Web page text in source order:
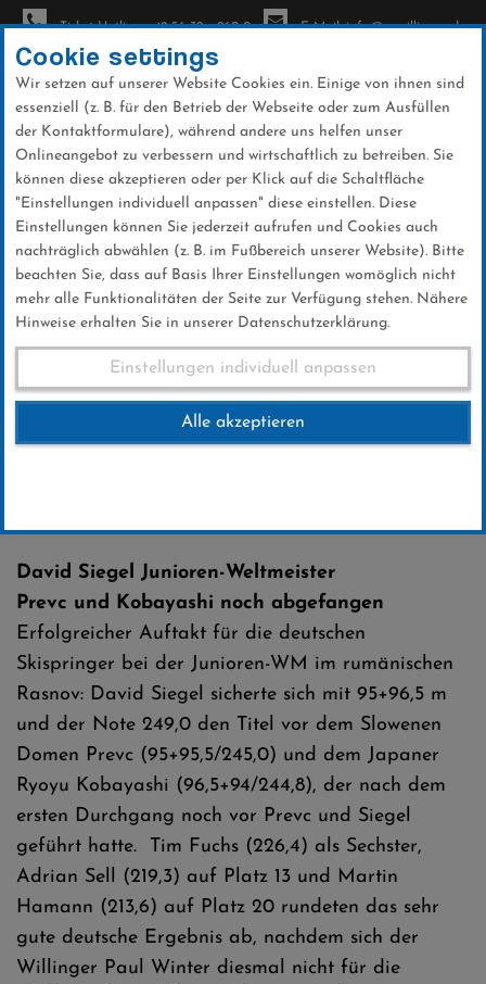
Direkt
zum
Inhalt
Ticket-Hotline: +49 56 32 - 960-0 E-Mail: info@sc-willingen.de
News
Weltcup-Splitter 23.02.2016
23 .Februar 2016
David Siegel Junioren-Weltmeister
Prevc und Kobayashi noch abgefangen
Erfolgreicher Auftakt für die deutschen
Skispringer bei der Junioren-WM im rumänischen
Rasnov: David Siegel sicherte sich mit 95+96,5 m
und der Note 249,0 den Titel vor dem Slowenen
Domen Prevc (95+95,5/245,0) und dem Japaner
Ryoyu Kobayashi (96,5+94/244,8), der nach dem
ersten Durchgang noch vor Prevc und Siegel
geführt hatte. Tim Fuchs (226,4) als Sechster,
Adrian Sell (219,3) auf Platz 13 und Martin
Hamann (213,6) auf Platz 20 rundeten das sehr
gute deutsche Ergebnis ab, nachdem sich der
Willinger Paul Winter diesmal nicht für die
Cookie settings
Wir setzen auf unserer Website Cookies ein. Einige von ihnen sind
essenziell (z. B. für den Betrieb der Webseite oder zum Ausfüllen
der Kontaktformulare), während andere uns helfen unser
Onlineangebot zu verbessern und wirtschaftlich zu betreiben. Sie
können diese akzeptieren oder per Klick auf die Schaltfläche
"Einstellungen individuell anpassen" diese einstellen. Diese
Einstellungen können Sie jederzeit aufrufen und Cookies auch
nachträglich abwählen (z. B. im Fußbereich unserer Website). Bitte
beachten Sie, dass auf Basis Ihrer Einstellungen womöglich nicht
mehr alle Funktionalitäten der Seite zur Verfügung stehen. Nähere
Hinweise erhalten Sie in unserer Datenschutzerklärung.
Einstellungen individuell anpassen
Alle akzeptieren